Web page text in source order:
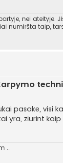
nei ateityje.
numiršta taip,
pasake, visi
yra, ziurint
..